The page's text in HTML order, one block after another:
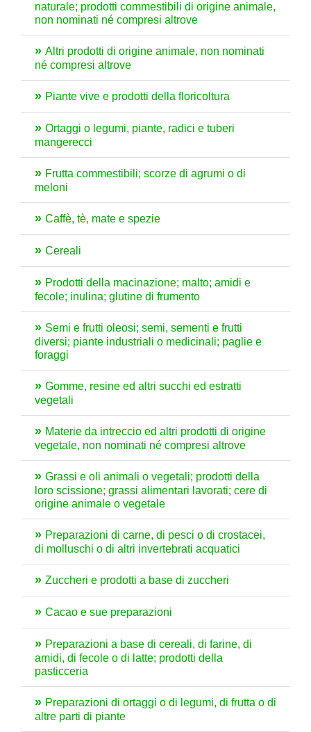
naturale; prodotti commestibili di origine animale,
non nominati né compresi altrove
Altri prodotti di origine animale, non nominati
né compresi altrove
Piante vive e prodotti della floricoltura
Ortaggi o legumi, piante, radici e tuberi
mangerecci
Frutta commestibili; scorze di agrumi o di
meloni
Caffè, tè, mate e spezie
Cereali
Prodotti della macinazione; malto; amidi e
fecole; inulina; glutine di frumento
Semi e frutti oleosi; semi, sementi e frutti
diversi; piante industriali o medicinali; paglie e
foraggi
Gomme, resine ed altri succhi ed estratti
vegetali
Materie da intreccio ed altri prodotti di origine
vegetale, non nominati né compresi altrove
Grassi e oli animali o vegetali; prodotti della
loro scissione; grassi alimentari lavorati; cere di
origine animale o vegetale
Preparazioni di carne, di pesci o di crostacei,
di molluschi o di altri invertebrati acquatici
Zuccheri e prodotti a base di zuccheri
Cacao e sue preparazioni
Preparazioni a base di cereali, di farine, di
amidi, di fecole o di latte; prodotti della
pasticceria
Preparazioni di ortaggi o di legumi, di frutta o di
altre parti di piante